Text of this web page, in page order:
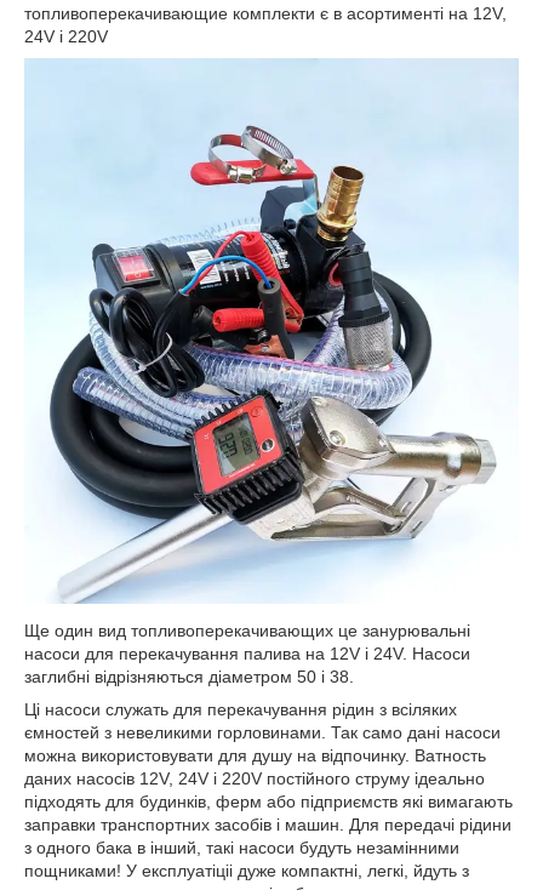
топливоперекачивающие комплекти є в асортименті на 12V,
24V і 220V
Ще один вид топливоперекачивающих це занурювальні
насоси для перекачування палива на 12V і 24V. Насоси
заглибні відрізняються діаметром 50 і 38.
Ці насоси служать для перекачування рідин з всіляких
ємностей з невеликими горловинами. Так само дані насоси
можна використовувати для душу на відпочинку. Ватность
даних насосів 12V, 24V і 220V постійного струму ідеально
підходять для будинків, ферм або підприємств які вимагають
заправки транспортних засобів і машин. Для передачі рідини
з одного бака в інший, такі насоси будуть незамінними
пощниками! У експлуатіціі дуже компактні, легкі, йдуть з